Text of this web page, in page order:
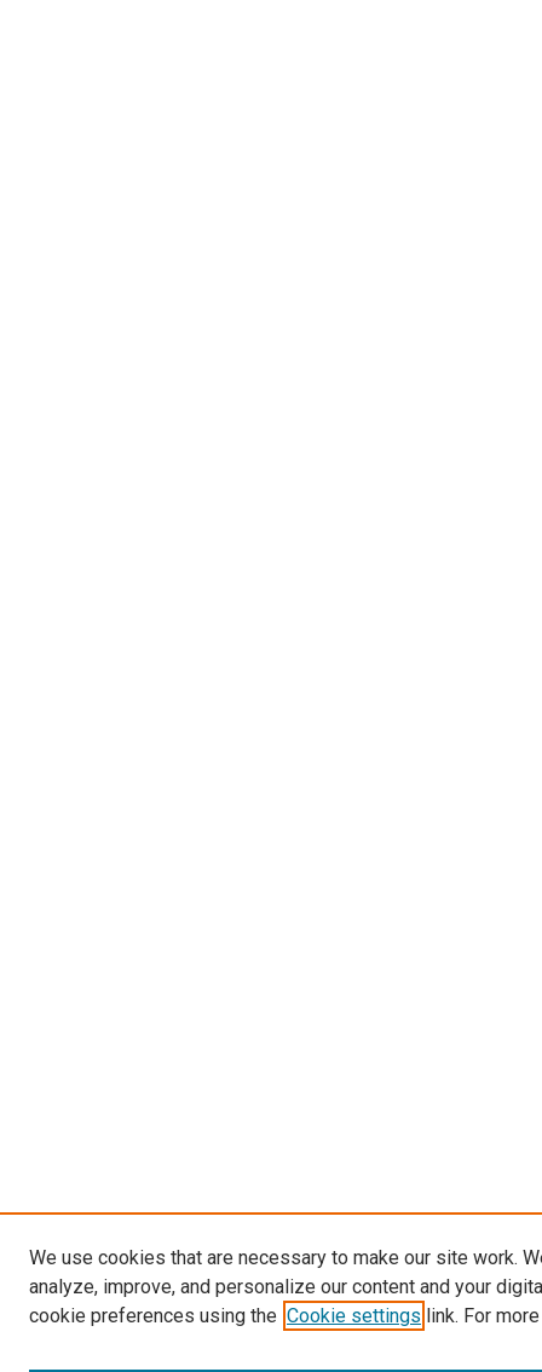
We use cookies that are necessary to make our site work.
analyze, improve, and personalize our content and your
cookie preferences using the Cookie settings link. For